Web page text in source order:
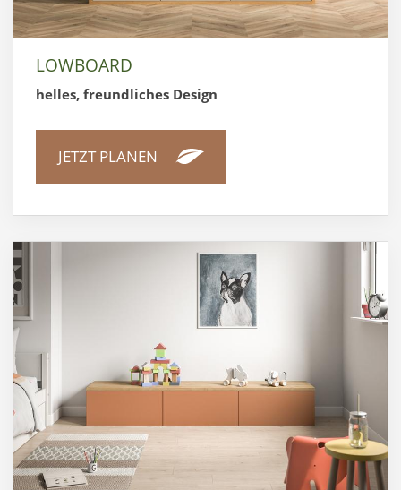
LOWBOARD
helles, freundliches Design
JETZT PLANEN